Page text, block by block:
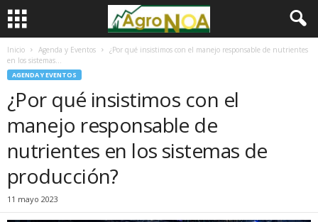
Inicio Agenda y Eventos
¿Por qué insistimos con el manejo responsable de nutrientes
en los sistemas...
AGENDA Y EVENTOS
¿Por qué insistimos con el
manejo responsable de
nutrientes en los sistemas de
producción?
11 mayo 2023